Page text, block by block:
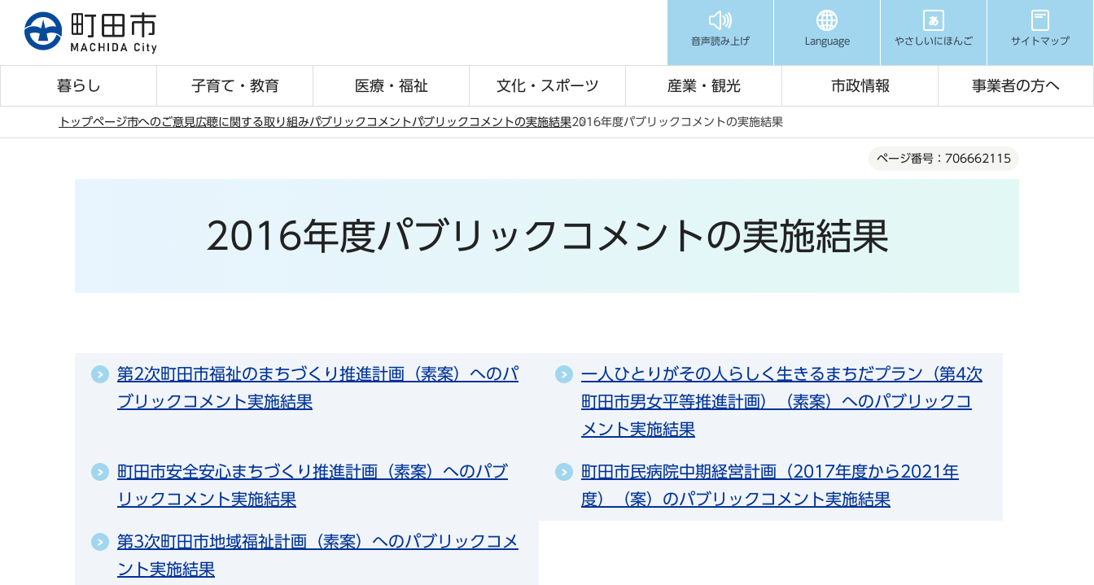
先
音声読み上げ Language やさしいにほんご サイトマップ
暮らし 子育て・教育 医療・福祉 文化・スポーツ 産業・観光 市政情報 事業者の方へ
トップページ市へのご意見広聴に関する取り組みパブリックコメントパブリックコメントの実施結果2016年度パブリックコメントの実施結果
ページ番号：706662115
2016年度パブリックコメントの実施結果
第2次町田市福祉のまちづくり推進計画（素案）へのパ
ブリックコメント実施結果
一人ひとりがその人らしく生きるまちだプラン（第4次
町田市男女平等推進計画）（素案）へのパブリックコ
メント実施結果
町田市安全安心まちづくり推進計画（素案）へのパブ
リックコメント実施結果
町田市民病院中期経営計画（2017年度から2021年
度）（案）のパブリックコメント実施結果
第3次町田市地域福祉計画（素案）へのパブリックコメ
ント実施結果